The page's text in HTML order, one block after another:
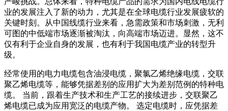
业的发展注入了新的动力，尤其是在全球电缆行业发展疲软的
关键时刻。从中国线缆行业来看，急需政策和市场刺激，无利
可图的中低端市场逐渐被淘汰，向高端市场迈进。显然，这不
仅有利于企业自身的发展，也有利于我国电缆产业的转型升
级。
经常使用的电力电缆包含油浸电缆，聚氯乙烯绝缘电缆，交联
聚乙烯电缆等，能够凭据差别的应用扩大为差别范例的特种电
缆。 当前，跟着生产技术和生产工艺的接续进步，交联聚乙
烯电缆已成为应用宽泛的电缆产物。 选定电缆时，应凭据差